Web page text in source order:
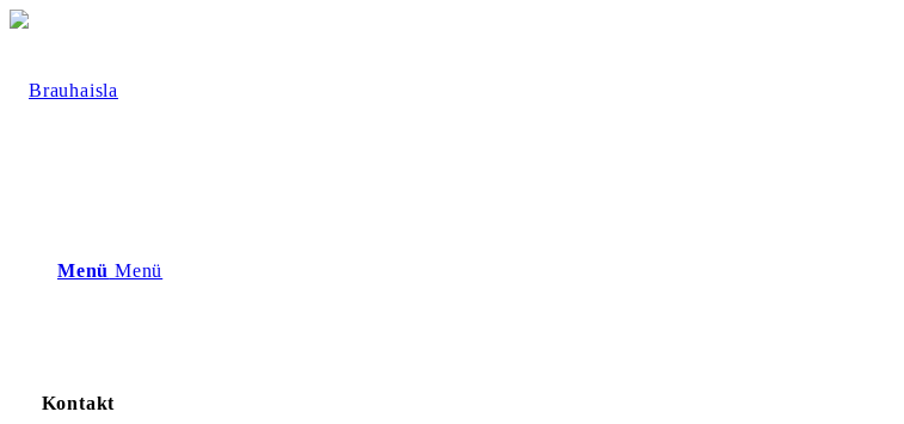
Menü Menü
Kontakt